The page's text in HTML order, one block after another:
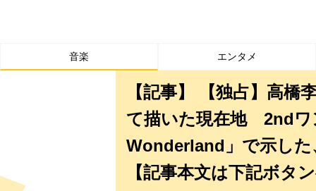
音楽 エンタメ
【記事】 【独占】高
て描いた現在地 2ndワ
Wonderland」で示し
【記事本文は下記ボタ